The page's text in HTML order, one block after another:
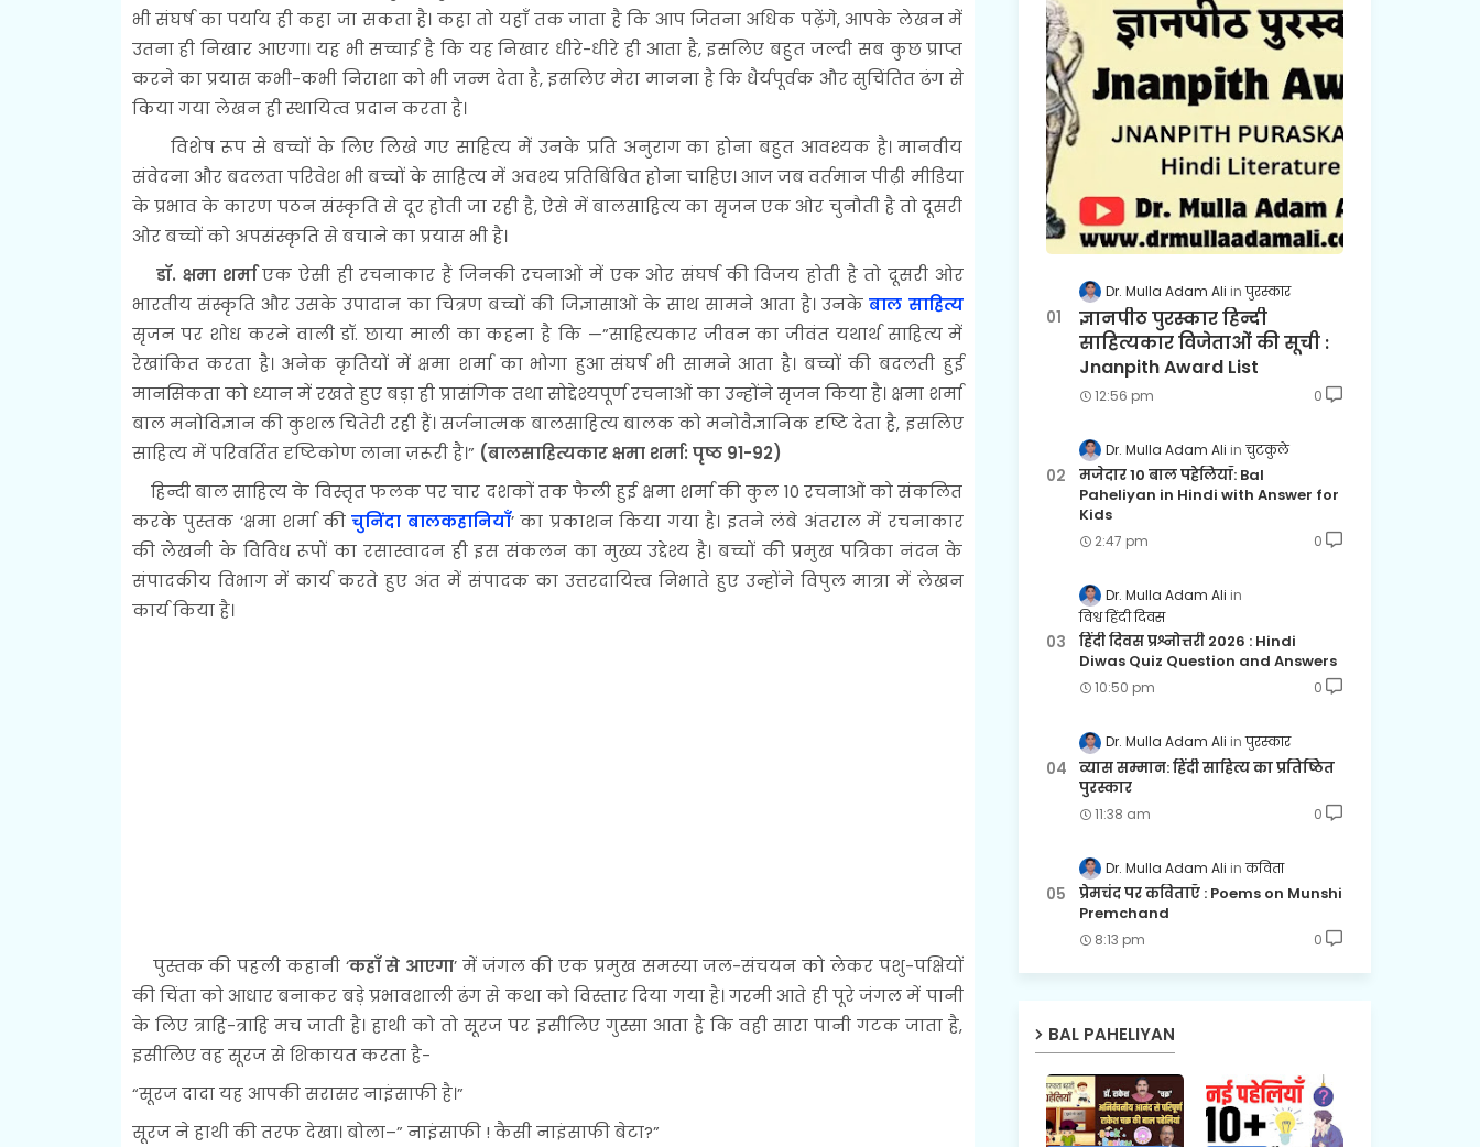
भी संघर्ष का पर्याय ही कहा जा सकता है। कहा तो यहाँ तक जाता है कि आप जितना अधिक पढ़ेंगे, आपके लेखन में
उतना ही निखार आएगा। यह भी सच्चाई है कि यह निखार धीरे-धीरे ही आता है, इसलिए बहुत जल्दी सब कुछ प्राप्त
करने का प्रयास कभी-कभी निराशा को भी जन्म देता है, इसलिए मेरा मानना है कि धैर्यपूर्वक और सुचिंतित ढंग से
किया गया लेखन ही स्थायित्व प्रदान करता है।
विशेष रूप से बच्चों के लिए लिखे गए साहित्य में उनके प्रति अनुराग का होना बहुत आवश्यक है। मानवीय
संवेदना और बदलता परिवेश भी बच्चों के साहित्य में अवश्य प्रतिबिंबित होना चाहिए। आज जब वर्तमान पीढ़ी मीडिया
के प्रभाव के कारण पठन संस्कृति से दूर होती जा रही है, ऐसे में बालसाहित्य का सृजन एक ओर चुनौती है तो दूसरी
ओर बच्चों को अपसंस्कृति से बचाने का प्रयास भी है।
डॉ. क्षमा शर्माएक ऐसी ही रचनाकार हैं जिनकी रचनाओं में एक ओर संघर्ष की विजय होती है तो दूसरी ओर
भारतीय संस्कृति और उसके उपादान का चित्रण बच्चों की जिज्ञासाओं के साथ सामने आता है। उनकेबाल साहित्य
सृजन पर शोध करने वाली डॉ. छाया माली का कहना है कि —”साहित्यकार जीवन का जीवंत यथार्थ साहित्य में
रेखांकित करता है। अनेक कृतियों में क्षमा शर्मा का भोगा हुआ संघर्ष भी सामने आता है। बच्चों की बदलती हुई
मानसिकता को ध्यान में रखते हुए बड़ा ही प्रासंगिक तथा सोद्देश्यपूर्ण रचनाओं का उन्होंने सृजन किया है। क्षमा शर्मा
बाल मनोविज्ञान की कुशल चितेरी रही हैं। सर्जनात्मक बालसाहित्य बालक को मनोवैज्ञानिक दृष्टि देता है, इसलिए
साहित्य में परिवर्तित दृष्टिकोण लाना ज़रूरी है।” (बालसाहित्यकार क्षमा शर्मा: पृष्ठ 91-92)
हिन्दी बाल साहित्य के विस्तृत फलक पर चार दशकों तक फैली हुई क्षमा शर्मा की कुल 10 रचनाओं को संकलित
करके पुस्तक ‘क्षमा शर्मा की चुनिंदा बालकहानियाँ’ का प्रकाशन किया गया है। इतने लंबे अंतराल में रचनाकार
की लेखनी के विविध रूपों का रसास्वादन ही इस संकलन का मुख्य उद्देश्य है। बच्चों की प्रमुख पत्रिका नंदन के
संपादकीय विभाग में कार्य करते हुए अंत में संपादक का उत्तरदायित्त्व निभाते हुए उन्होंने विपुल मात्रा में लेखन
कार्य किया है।
पुस्तक की पहली कहानी ‘कहाँ से आएगा’ में जंगल की एक प्रमुख समस्या जल-संचयन को लेकर पशु-पक्षियों
की चिंता को आधार बनाकर बड़े प्रभावशाली ढंग से कथा को विस्तार दिया गया है। गरमी आते ही पूरे जंगल में पानी
के लिए त्राहि-त्राहि मच जाती है। हाथी को तो सूरज पर इसीलिए गुस्सा आता है कि वही सारा पानी गटक जाता है,
इसीलिए वह सूरज से शिकायत करता है-
“सूरज दादा यह आपकी सरासर नाइंसाफी है।”
सूरज ने हाथी की तरफ देखा। बोला–” नाइंसाफी ! कैसी नाइंसाफी बेटा?”
Dr. Mulla Adam Ali पुरस्कार
ज्ञानपीठ पुरस्कार हिन्दी
साहित्यकार विजेताओं की सूची :
Jnanpith Award List
12:56 pm 0
Dr. Mulla Adam Ali चुटकुले
मजेदार 10 बाल पहेलियाँ: Bal
Paheliyan in Hindi with Answer for
Kids
2:47 pm 0
Dr. Mulla Adam Ali
विश्व हिंदी दिवस
हिंदी दिवस प्रश्नोत्तरी 2026 : Hindi
Diwas Quiz Question and Answers
10:50 pm 0
Dr. Mulla Adam Ali पुरस्कार
व्यास सम्मान: हिंदी साहित्य का प्रतिष्ठित
पुरस्कार
11:38 am 0
Dr. Mulla Adam Ali कविता
प्रेमचंद पर कविताएँ : Poems on Munshi
Premchand
8:13 pm 0
BAL PAHELIYAN